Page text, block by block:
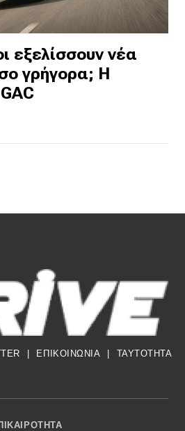
εξελίσσουν νέα
γρήγορα; Η
ΕΠΙΚΟΙΝΩΝΙΑ TAYTOTHTA
Menu